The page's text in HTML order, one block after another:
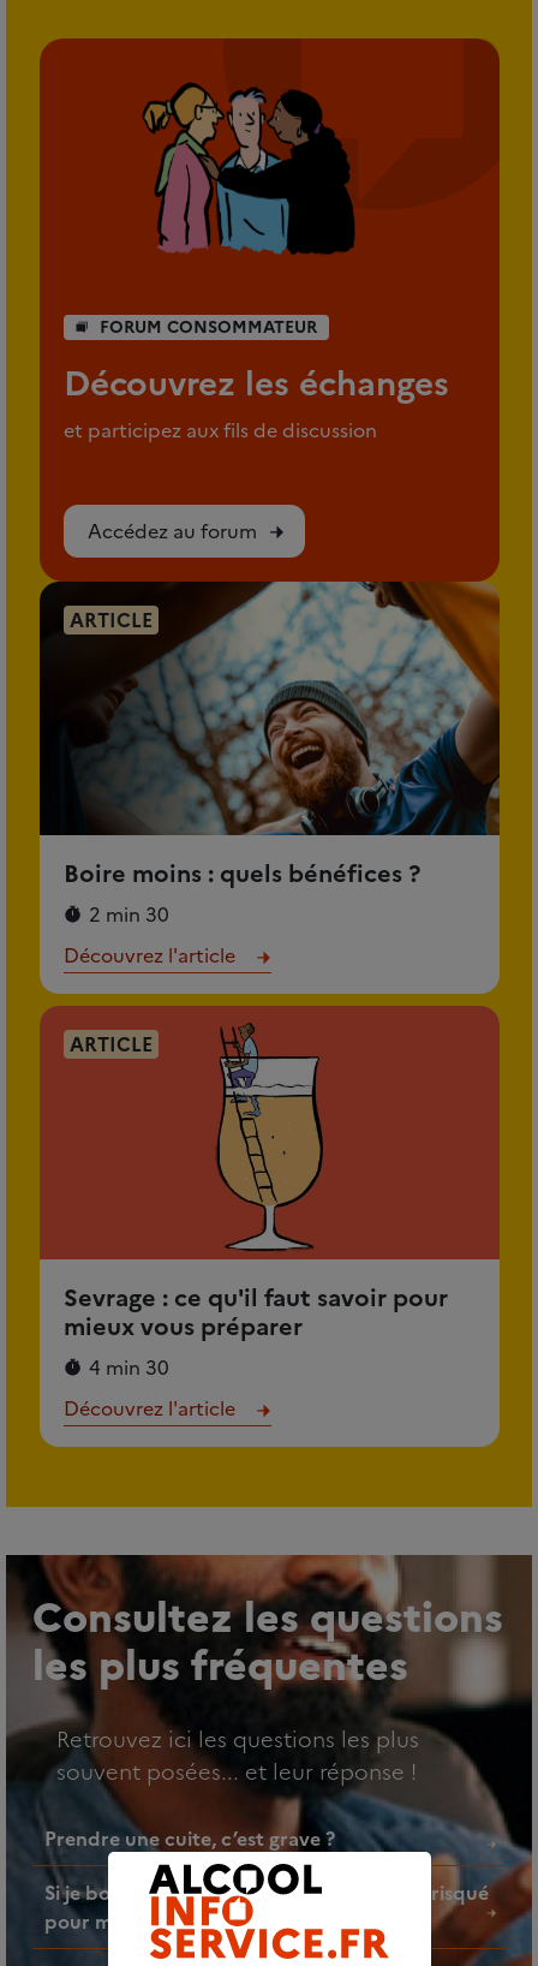
FORUM CONSOMMATEUR
Découvrez les échanges
et participez aux fils de discussion
Accédez au forum
ARTICLE
Boire moins : quels bénéfices ?
2 min 30
Découvrez l'article
ARTICLE
Sevrage : ce qu'il faut savoir pour
mieux vous préparer
4 min 30
Découvrez l'article
Consultez les questions
les plus fréquentes
Retrouvez ici les questions les plus
souvent posées... et leur réponse !
Prendre une cuite, c’est grave ?
Si je bois un verre d’alcool par jour, est-ce risqué
pour ma santé ?